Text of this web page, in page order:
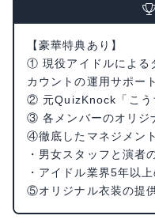
【豪華特典あり】
① 現役アイドルによる
カウントの運用サポート
② 元QuizKnock「こう
③ 各メンバーのオリジ
④徹底したマネジメン
・男女スタッフと演者
・アイドル業界5年以
⑤オリジナル衣装の提